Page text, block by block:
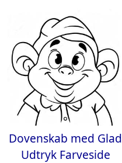
Dovenskab med Glad
Udtryk Farveside